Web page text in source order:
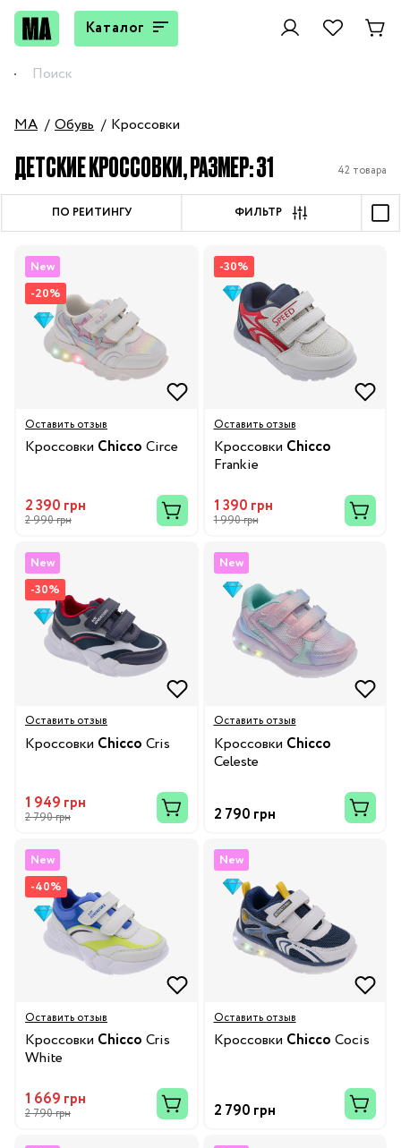
Каталог
MA Обувь Кроссовки
ДЕТСКИЕ КРОССОВКИ, РАЗМЕР: 31 42 товара
ПО РЕЙТИНГУ ФИЛЬТР
New
-20%
Оставить отзыв
Кроссовки Chicco Circe
2 390 грн
2 990 грн
-30%
Оставить отзыв
Кроссовки Chicco
Frankie
1 390 грн
1 990 грн
New
-30%
Оставить отзыв
Кроссовки Chicco Cris
1 949 грн
2 790 грн
New
Оставить отзыв
Кроссовки Chicco
Celeste
2 790 грн
New
-40%
Оставить отзыв
Кроссовки Chicco Cris
White
1 669 грн
2 790 грн
New
Оставить отзыв
Кроссовки Chicco Cocis
2 790 грн